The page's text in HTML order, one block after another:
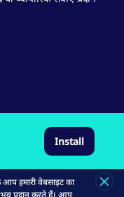
हमारी वेबसाइट का
प्रदान करते हैं। आप
Install